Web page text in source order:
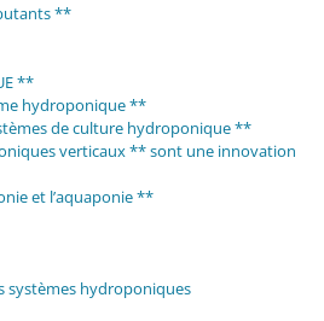
**
**
hydroponique **
de culture hydroponique **
verticaux ** sont une innovation
et l’aquaponie **
systèmes hydroponiques